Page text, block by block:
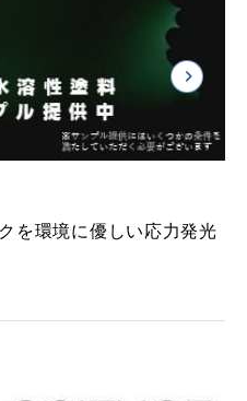
を環境に優しい応力発光